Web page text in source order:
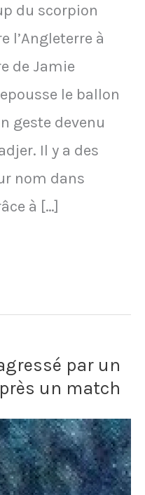
du scorpion
l’Angleterre à
de Jamie
le ballon
geste devenu
Il y a des
nom dans
à […]
par un
un match